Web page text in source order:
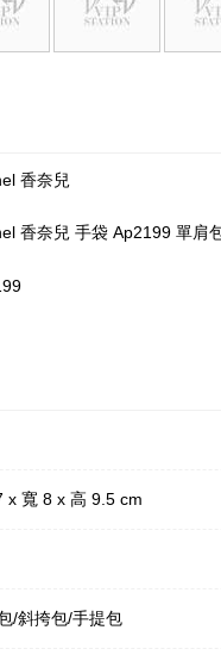
香奈兒
香奈兒 手袋 Ap2199 單肩
x 寬 8 x 高 9.5 cm
/斜挎包/手提包